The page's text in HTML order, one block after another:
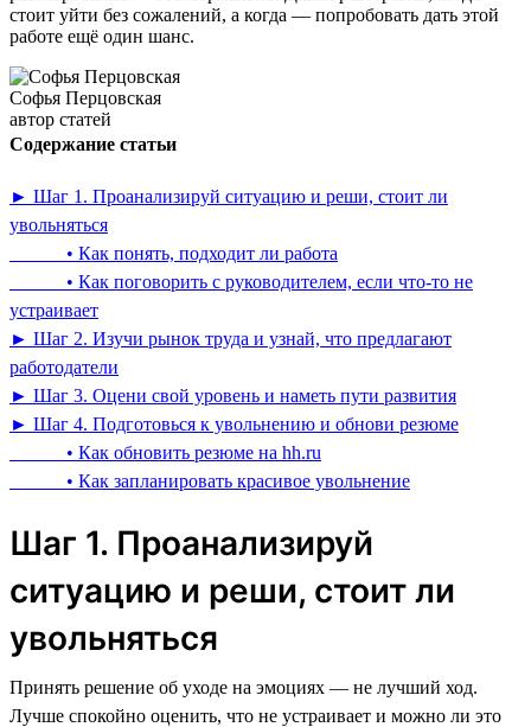
стоит уйти без сожалений, а когда — попробовать дать этой
работе ещё один шанс.
Софья Перцовская
автор статей
Содержание статьи
► Шаг 1. Проанализируй ситуацию и реши, стоит ли
увольняться
• Как понять, подходит ли работа
• Как поговорить с руководителем, если что-то не
устраивает
► Шаг 2. Изучи рынок труда и узнай, что предлагают
работодатели
► Шаг 3. Оцени свой уровень и наметь пути развития
► Шаг 4. Подготовься к увольнению и обнови резюме
• Как обновить резюме на hh.ru
• Как запланировать красивое увольнение
Шаг 1. Проанализируй
ситуацию и реши, стоит ли
увольняться
Принять решение об уходе на эмоциях — не лучший ход.
Лучше спокойно оценить, что не устраивает и можно ли это